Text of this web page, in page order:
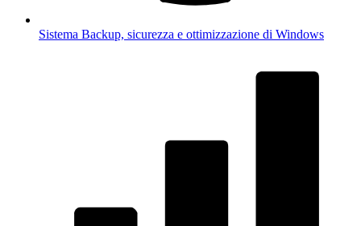
Sistema Backup, sicurezza e ottimizzazione di Windows